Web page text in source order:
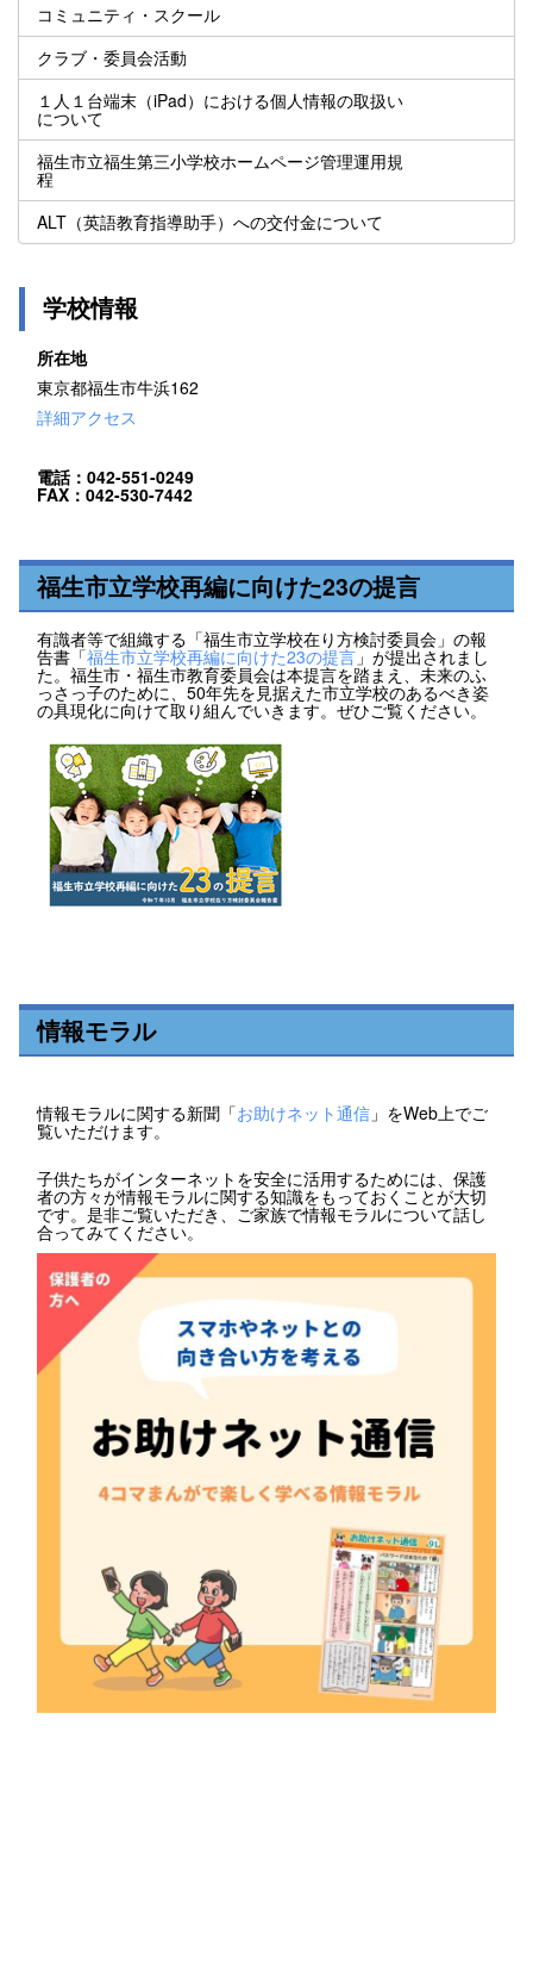
コミュニティ・スクール
クラブ・委員会活動
１人１台端末（iPad）における個人情報の取扱い
について
福生市立福生第三小学校ホームページ管理運用規
程
ALT（英語教育指導助手）への交付金について
学校情報
所在地
東京都福生市牛浜162
詳細アクセス
電話：042-551-0249
FAX：042-530-7442
福生市立学校再編に向けた23の提言
有識者等で組織する「福生市立学校在り方検討委員会」の報
告書「福生市立学校再編に向けた23の提言」が提出されまし
た。福生市・福生市教育委員会は本提言を踏まえ、未来のふ
っさっ子のために、50年先を見据えた市立学校のあるべき姿
の具現化に向けて取り組んでいきます。ぜひご覧ください。
情報モラル
情報モラルに関する新聞「お助けネット通信 」をWeb上でご
覧いただけます。
子供たちがインターネットを安全に活用するためには、保護
者の方々が情報モラルに関する知識をもっておくことが大切
です。是非ご覧いただき、ご家族で情報モラルについて話し
合ってみてください。